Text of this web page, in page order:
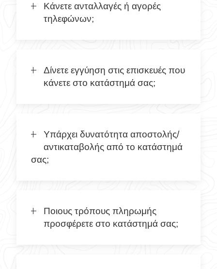
Κάνετε ανταλλαγές ή αγορές
τηλεφώνων;
Δίνετε εγγύηση στις επισκευές που
κάνετε στο κατάστημά σας;
Υπάρχει δυνατότητα αποστολής/
αντικαταβολής από το κατάστημά
σας;
Ποιους τρόπους πληρωμής
προσφέρετε στο κατάστημά σας;